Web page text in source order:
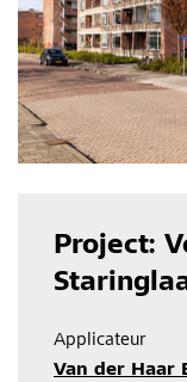
Project:
Applicateur
Van der Haar